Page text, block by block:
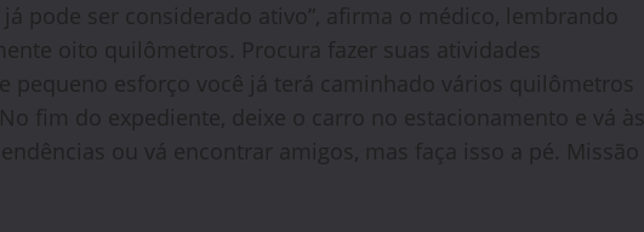
pode ser considerado ativo”, afirma o médico, lembrando
oito quilômetros. Procura fazer suas atividades
pequeno esforço você já terá caminhado vários quilômetros
fim do expediente, deixe o carro no estacionamento e vá às
ou vá encontrar amigos, mas faça isso a pé. Missão